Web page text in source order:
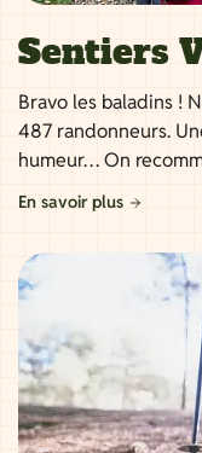
Sentiers
Bravo les baladins !
487 randonneurs.
humeur… On
En savoir plus